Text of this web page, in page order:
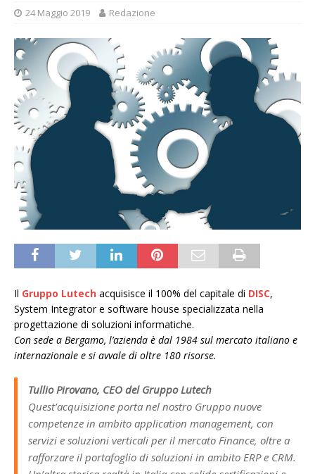
24 Maggio 2019 Redazione
Il Gruppo Lutech acquisisce il 100% del capitale di DISC,
System Integrator e software house specializzata nella
progettazione di soluzioni informatiche.
Con sede a Bergamo, l’azienda è dal 1984 sul mercato italiano e
internazionale e si avvale di oltre 180 risorse.
Tullio Pirovano, CEO del Gruppo Lutech
Quest’acquisizione porta nel nostro Gruppo nuove
competenze in ambito application management, con
servizi e soluzioni verticali per il mercato Finance, oltre a
rafforzare il portafoglio di soluzioni in ambito ERP e CRM.